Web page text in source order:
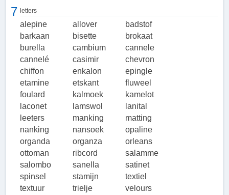
7 letters
alepine allover
badstof
barkaan
bisette
brokaat
burella
cambium
cannele
cannelé
casimir
chevron
chiffon
enkalon
epingle
etamine
etskant
fluweel
foulard
kalmoek
kamelot
laconet
lamswol
lanital
leeters
manking
matting
nanking
nansoek
opaline
organda
organza
orleans
ottoman
ribcord
salamme
salombo
sanella
satinet
spinsel
stamijn
textiel
textuur
trielje
velours